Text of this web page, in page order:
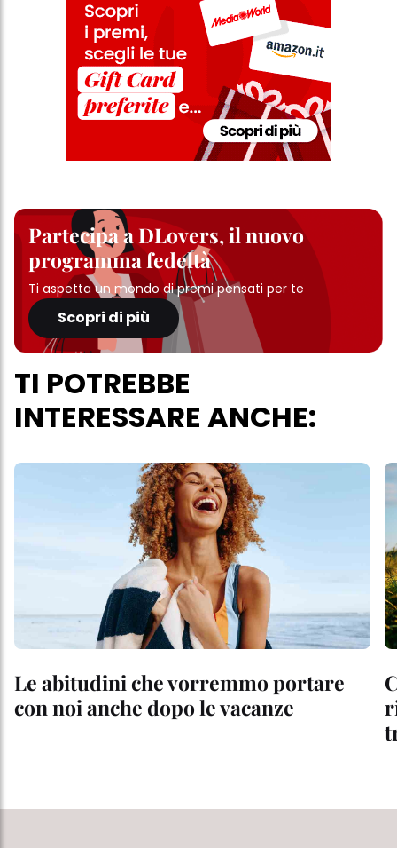
Partecipa a DLovers, il nuovo
programma fedeltà
Ti aspetta un mondo di premi pensati per te
Scopri di più
TI POTREBBE
INTERESSARE ANCHE:
Le abitudini che vorremmo portare
con noi anche dopo le vacanze